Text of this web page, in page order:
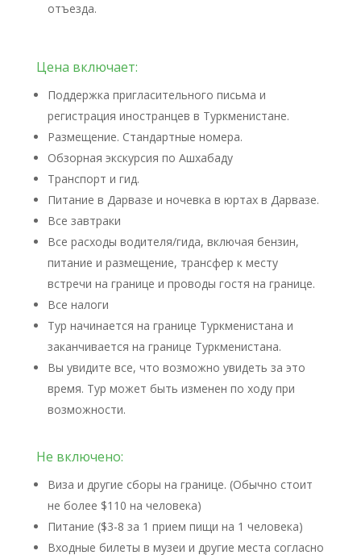
отъезда.
Цена включает:
Поддержка пригласительного письма и
регистрация иностранцев в Туркменистане.
Размещение. Стандартные номера.
Обзорная экскурсия по Ашхабаду
Транспорт и гид.
Питание в Дарвазе и ночевка в юртах в Дарвазе.
Все завтраки
Все расходы водителя/гида, включая бензин,
питание и размещение, трансфер к месту
встречи на границе и проводы гостя на границе.
Все налоги
Тур начинается на границе Туркменистана и
заканчивается на границе Туркменистана.
Вы увидите все, что возможно увидеть за это
время. Тур может быть изменен по ходу при
возможности.
Не включено:
Виза и другие сборы на границе. (Обычно стоит
не более $110 на человека)
Питание ($3-8 за 1 прием пищи на 1 человека)
Входные билеты в музеи и другие места согласно